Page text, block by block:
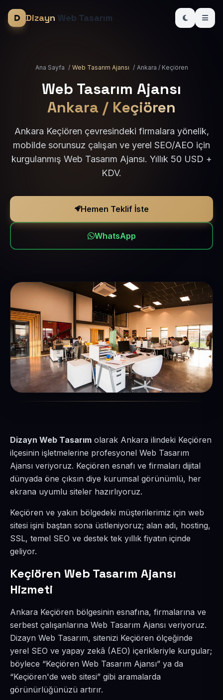
Dizayn Web Tasarım
Ana Sayfa / Web Tasarım Ajansı / Ankara / Keçiören
Web Tasarım Ajansı
Ankara / Keçiören
Ankara Keçiören çevresindeki firmalara yönelik,
mobilde sorunsuz çalışan ve yerel SEO/AEO için
kurgulanmış Web Tasarım Ajansı. Yıllık 50 USD +
KDV.
Hemen Teklif İste
WhatsApp
Dizayn Web Tasarım olarak Ankara ilindeki Keçiören
ilçesinin işletmelerine profesyonel Web Tasarım
Ajansı veriyoruz. Keçiören esnafı ve firmaları dijital
dünyada öne çıksın diye kurumsal görünümlü, her
ekrana uyumlu siteler hazırlıyoruz.
Keçiören ve yakın bölgedeki müşterilerimiz için web
sitesi işini baştan sona üstleniyoruz; alan adı, hosting,
SSL, temel SEO ve destek tek yıllık fiyatın içinde
geliyor.
Keçiören Web Tasarım Ajansı
Hizmeti
Ankara Keçiören bölgesinin esnafına, firmalarına ve
serbest çalışanlarına Web Tasarım Ajansı veriyoruz.
Dizayn Web Tasarım, sitenizi Keçiören ölçeğinde
yerel SEO ve yapay zekâ (AEO) içerikleriyle kurgular;
böylece “Keçiören Web Tasarım Ajansı” ya da
“Keçiören'de web sitesi” gibi aramalarda
görünürlüğünüzü artırır.